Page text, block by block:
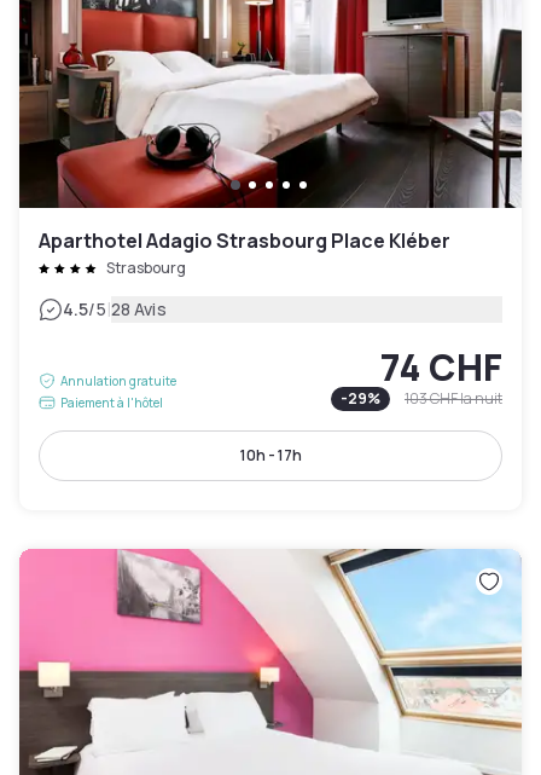
Aparthotel Adagio Strasbourg Place Kléber
Strasbourg
4.5/5|28 Avis
Annulation gratuite
Paiement à l'hôtel
74 CHF
-29% 103 CHFla nuit
10h - 17h